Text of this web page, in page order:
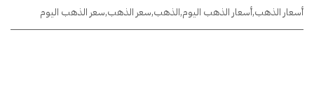
أسعار الذهب,أسعار الذهب اليوم,الذهب,سعر الذهب,سعر الذهب اليوم